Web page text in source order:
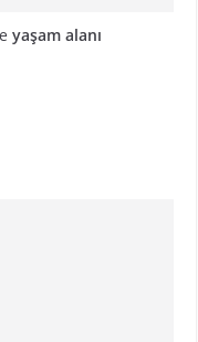
yaşam alanı